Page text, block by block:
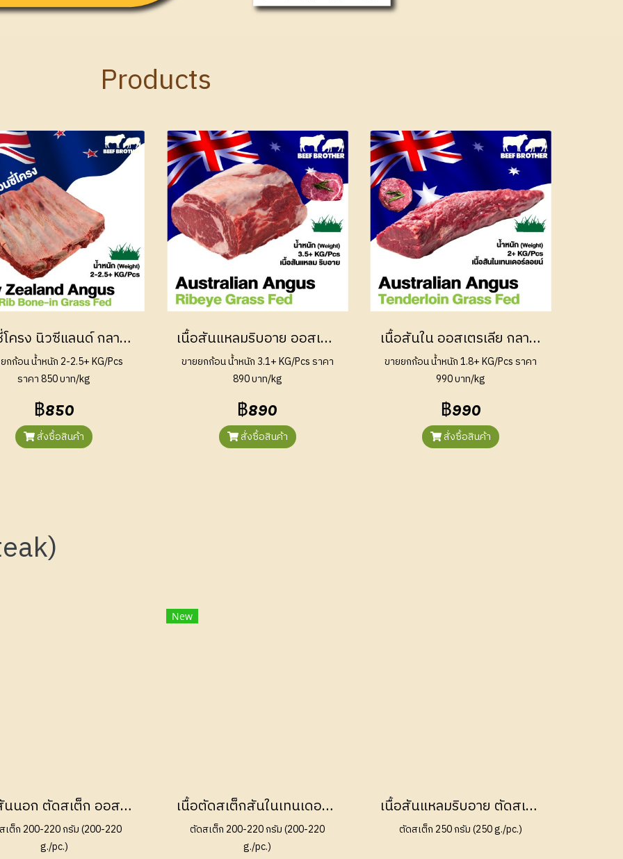
Products
เนื้อซี่โครง นิวซีแลนด์ กลาสเฟด (Short Rib New Zealand Grass Fed)
กก้อน น้ำหนัก 2-2.5+ KG/Pcs
ราคา 850 บาท/kg
฿850
สั่งซื้อสินค้า
เนื้อสันแหลมริบอาย ออสเตรเลีย กลาสเฟด (Ribeye Australian Grass Fed)
ขายยกก้อน น้ำหนัก 3.1+ KG/Pcs ราคา
890 บาท/kg
฿890
สั่งซื้อสินค้า
เนื้อสันใน ออสเตรเลีย กลาสเฟด (Tenderloin Australian Grass Fed)
ขายยกก้อน น้ำหนัก 1.8+ KG/Pcs ราคา
990 บาท/kg
฿990
สั่งซื้อสินค้า
เนื้อสันนอก ตัดสเต็ก ออสเตรเลีย กลาสเฟด (Striploin Steak Australian Grass Fed)
เต็ก 200-220 กรัม (200-220
g./pc.)
New
เนื้อตัดสเต็กสันในเทนเดอร์ลอยน์ แองกัส ออสเตรเลีย กลาส เฟด (Tenderloin Steak Australian Angus Grass Fed)
ตัดสเต็ก 200-220 กรัม (200-220
g./pc.)
เนื้อสันแหลมริบอาย ตัดสเต็ก แบล็กแองกัส ออสเตรเลีย เกรนเฟด (Ribeye Steak Black Angus Australian Grain Fed 150 Days)
ตัดสเต็ก 250 กรัม (250 g./pc.)